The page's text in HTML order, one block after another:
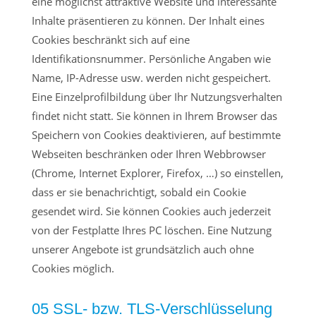
Inhalte präsentieren zu können. Der Inhalt eines
Cookies beschränkt sich auf eine
Identifikationsnummer. Persönliche Angaben wie
Name, IP-Adresse usw. werden nicht gespeichert.
Eine Einzelprofilbildung über Ihr Nutzungsverhalten
findet nicht statt. Sie können in Ihrem Browser das
Speichern von Cookies deaktivieren, auf bestimmte
Webseiten beschränken oder Ihren Webbrowser
(Chrome, Internet Explorer, Firefox, …) so einstellen,
dass er sie benachrichtigt, sobald ein Cookie
gesendet wird. Sie können Cookies auch jederzeit
von der Festplatte Ihres PC löschen. Eine Nutzung
unserer Angebote ist grundsätzlich auch ohne
Cookies möglich.
05 SSL- bzw. TLS-Verschlüsselung